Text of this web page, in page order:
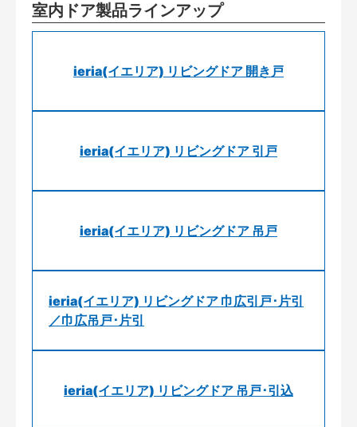
室内ドア製品ラインアップ
ieria(イエリア) リビングドア 開き戸
ieria(イエリア) リビングドア 引戸
ieria(イエリア) リビングドア 吊戸
ieria(イエリア) リビングドア 巾広引戸･片引
／巾広吊戸･片引
ieria(イエリア) リビングドア 吊戸･引込